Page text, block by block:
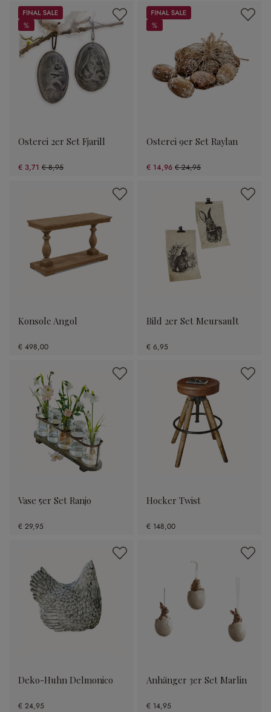
Sale
%
%
Osterei 2er Set Fjarill
€ 3,71 € 8,95
(58.55% gespart)
Sale
%
%
Osterei 9er Set Raylan
€ 14,96 € 24,95
(40.04% gespart)
Konsole Angol
€ 498,00
Bild 2er Set Meursault
€ 6,95
Vase 5er Set Ranjo
€ 29,95
Hocker Twist
€ 148,00
Deko-Huhn Delmonico
€ 24,95
Anhänger 3er Set Marlin
€ 14,95